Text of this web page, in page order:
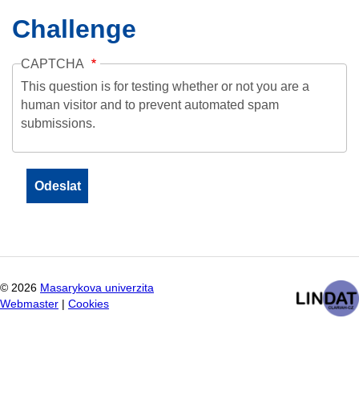
Challenge
CAPTCHA
This question is for testing whether or not you are a
human visitor and to prevent automated spam
submissions.
© 2026 Masarykova univerzita
Webmaster
Cookies